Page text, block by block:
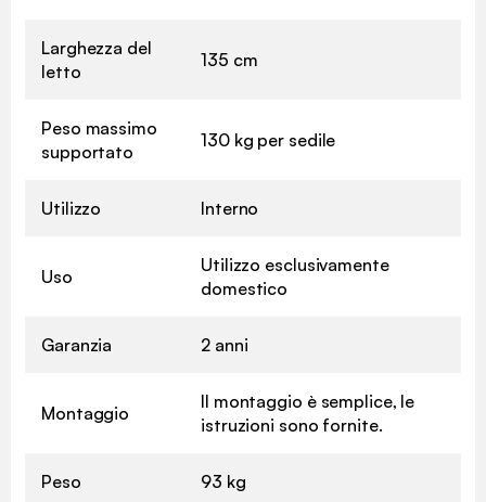
Larghezza del
letto
135 cm
Peso massimo
supportato
130 kg per sedile
Utilizzo Interno
Uso
Utilizzo esclusivamente
domestico
Garanzia 2 anni
Montaggio
Il montaggio è semplice, le
istruzioni sono fornite.
Peso 93 kg